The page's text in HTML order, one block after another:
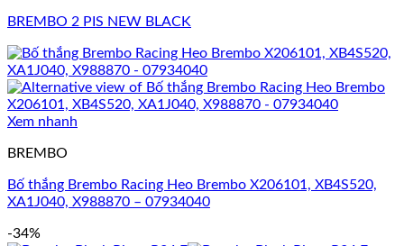
BREMBO 2 PIS NEW BLACK
Xem nhanh
BREMBO
Bố thắng Brembo Racing Heo Brembo X206101, XB4S520,
XA1J040, X988870 – 07934040
-34%